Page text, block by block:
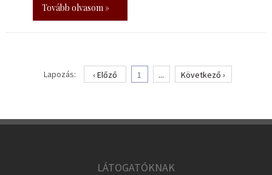
Tovább olvasom »
Lapozás: ‹ Előző 1 ... Következő ›
LÁTOGATÓKNAK